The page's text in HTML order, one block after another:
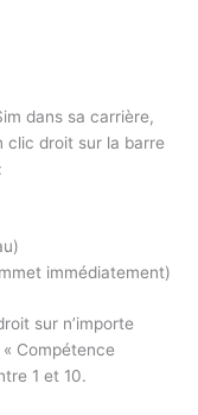
dans sa carrière,
clic droit sur la barre
immédiatement)
sur n’importe
Compétence
1 et 10.